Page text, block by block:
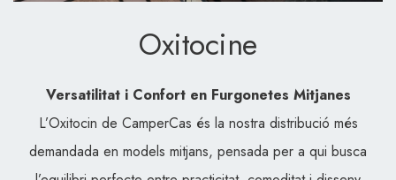
Oxitocine
Versatilitat i Confort en Furgonetes Mitjanes
L’Oxitocin de CamperCas és la nostra distribució més
demandada en models mitjans, pensada per a qui busca